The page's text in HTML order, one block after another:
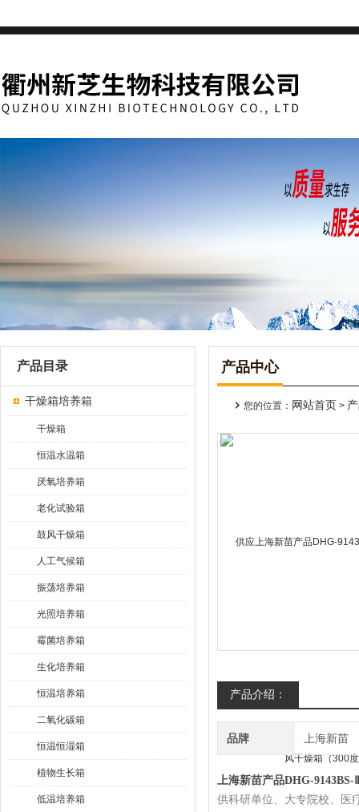
产品目录
干燥箱培养箱
干燥箱
恒温水温箱
厌氧培养箱
老化试验箱
鼓风干燥箱
人工气候箱
振荡培养箱
光照培养箱
霉菌培养箱
生化培养箱
恒温培养箱
二氧化碳箱
恒温恒湿箱
植物生长箱
低温培养箱
产品中心
您的位置： 网站首页 >
产品介绍：
品牌 上海新苗
上海新苗产品DHG-
供科研单位、大专院校、医